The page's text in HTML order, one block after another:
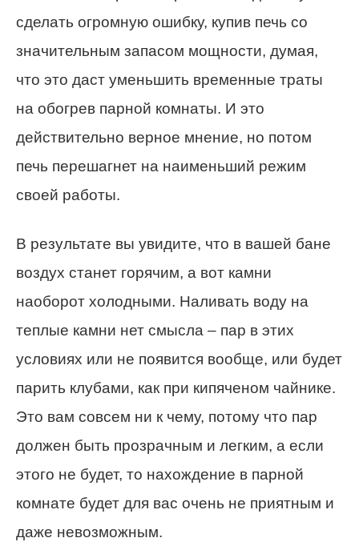
сделать огромную ошибку, купив печь со
значительным запасом мощности, думая,
что это даст уменьшить временные траты
на обогрев парной комнаты. И это
действительно верное мнение, но потом
печь перешагнет на наименьший режим
своей работы.
В результате вы увидите, что в вашей бане
воздух станет горячим, а вот камни
наоборот холодными. Наливать воду на
теплые камни нет смысла – пар в этих
условиях или не появится вообще, или будет
парить клубами, как при кипяченом чайнике.
Это вам совсем ни к чему, потому что пар
должен быть прозрачным и легким, а если
этого не будет, то нахождение в парной
комнате будет для вас очень не приятным и
даже невозможным.